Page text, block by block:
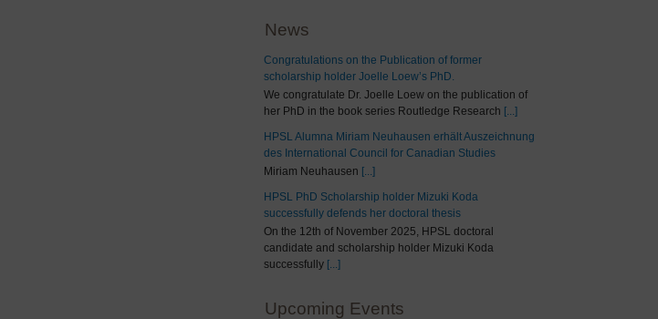
News
Congratulations on the Publication of former
scholarship holder Joelle Loew’s PhD.
We congratulate Dr. Joelle Loew on the publication of
her PhD in the book series Routledge Research [...]
HPSL Alumna Miriam Neuhausen erhält Auszeichnung
des International Council for Canadian Studies
Miriam Neuhausen [...]
HPSL PhD Scholarship holder Mizuki Koda
successfully defends her doctoral thesis
On the 12th of November 2025, HPSL doctoral
candidate and scholarship holder Mizuki Koda
successfully [...]
Upcoming Events